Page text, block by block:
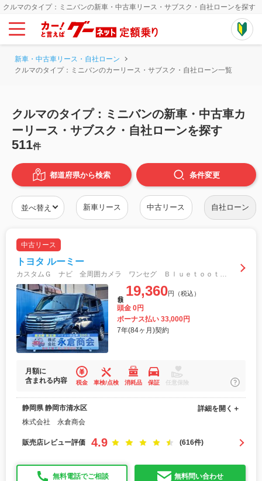
クルマのタイプ：ミニバンの新車・中古車リース・サブスク・自社ローンを探す
新車・中古車リース・自社ローン
クルマのタイプ：ミニバンのカーリース・サブスク・自社ローン一覧
クルマのタイプ：ミニバンの新車・中古車カ
ーリース・サブスク・自社ローンを探す
511件
都道府県から検索 条件変更
新車リース 中古リース 自社ローン
中古リース
トヨタ ルーミー
カスタムＧ ナビ 全周囲カメラ ワンセグ Ｂｌｕｅｔｏｏｔｈ クルコン ＥＴＣ 両側電動スライドドア スマートアシスト オートライトＬＥＤ アイドリングストップ パーキングセンサー 純正アルミ
19,360円（税込）
頭金 0円
ボーナス払い 33,000円
7年(84ヶ月)契約
月額に
含まれる内容
税金 車検/点検 消耗品 保証 任意保険
静岡県 静岡市清水区
株式会社 永倉商会
詳細を開く＋
販売店レビュー評価 4.9 (616件)
無料電話でご相談 無料問い合わせ